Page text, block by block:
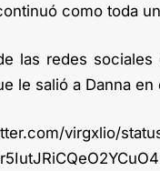
como toda
las redes sociales
le salió a Danna en
virgxlio/